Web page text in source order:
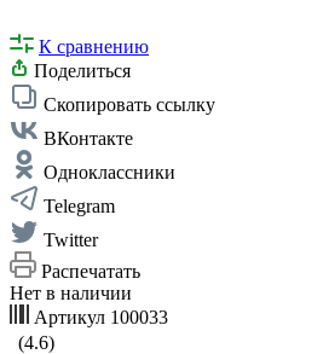
К сравнению
Поделиться
Скопировать ссылку
ВКонтакте
Одноклассники
Telegram
Twitter
Распечатать
Нет в наличии
Артикул 100033
(4.6)